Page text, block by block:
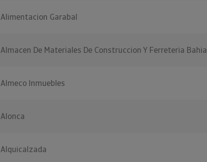
Alimentacion Garabal
Almacen De Materiales De Construccion Y Ferreteria Bahia
Almeco Inmuebles
Alonca
Alquicalzada